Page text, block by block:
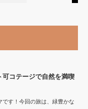
コテージで自然を満喫
です！今回の旅は、緑豊かな